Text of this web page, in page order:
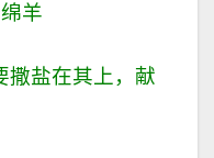
羊
撒盐在其上，献